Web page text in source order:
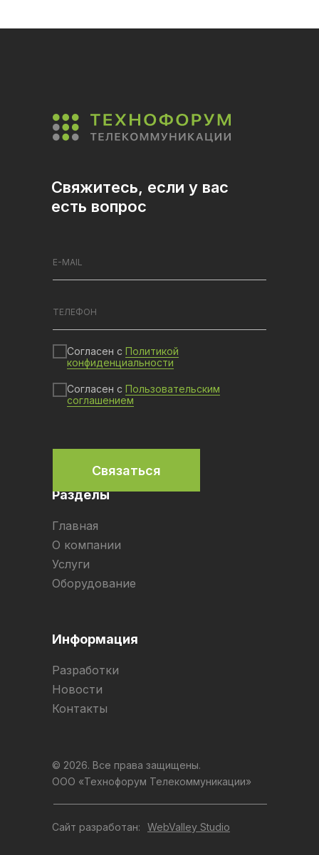
Разделы
Информация
Главная
О компании
Услуги
Оборудование
Разработки
Новости
Контакты
© 2026. Все права защищены.
ООО «Технофорум Телекоммуникации»
Сайт разработан:
Согласен с Политикой
конфиденциальности
Согласен с Пользовательским
соглашением
Связаться
Свяжитесь, если у вас
есть вопрос
WebValley Studio